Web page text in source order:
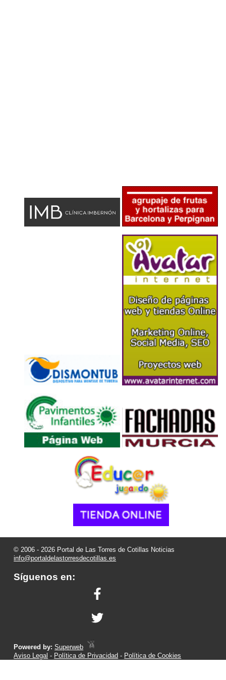
© 2006 - 2026 Portal de Las Torres de Cotillas Noticias
info@portaldelastorresdecotillas.es
Síguenos en:
Powered by:Superweb
Aviso Legal - Política de Privacidad - Política de Cookies